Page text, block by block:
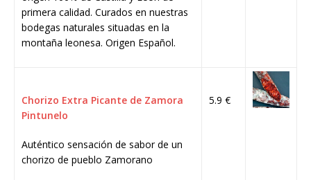
primera calidad. Curados en nuestras
bodegas naturales situadas en la
montaña leonesa. Origen Español.
Chorizo Extra Picante de Zamora
Pintunelo
Auténtico sensación de sabor de un
chorizo de pueblo Zamorano
5.9 €